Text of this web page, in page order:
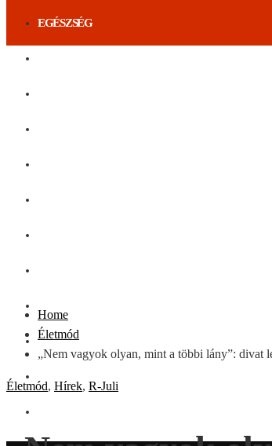
EGÉSZSÉG
OTTHON
Home
Életmód
„Nem vagyok olyan, mint a többi lány”: divat
Életmód, Hírek, R-Juli